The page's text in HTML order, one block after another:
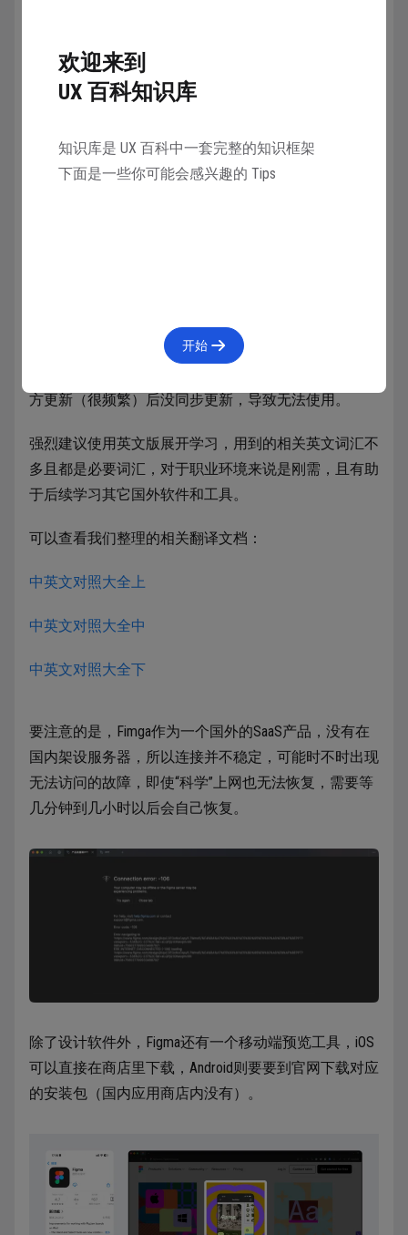
方更新（很频繁）后没同步更新，导致无法使用。
强烈建议使用英文版展开学习，用到的相关英文词汇不
多且都是必要词汇，对于职业环境来说是刚需，且有助
于后续学习其它国外软件和工具。
可以查看我们整理的相关翻译文档：
中英文对照大全上
中英文对照大全中
中英文对照大全下
要注意的是，Fimga作为一个国外的SaaS产品，没有在
国内架设服务器，所以连接并不稳定，可能时不时出现
无法访问的故障，即使“科学”上网也无法恢复，需要等
几分钟到几小时以后会自己恢复。
除了设计软件外，Figma还有一个移动端预览工具，iOS
可以直接在商店里下载，Android则要要到官网下载对应
的安装包（国内应用商店内没有）。
欢迎来到
UX 百科知识库
知识库是 UX 百科中一套完整的知识框架
下面是一些你可能会感兴趣的 Tips
开始